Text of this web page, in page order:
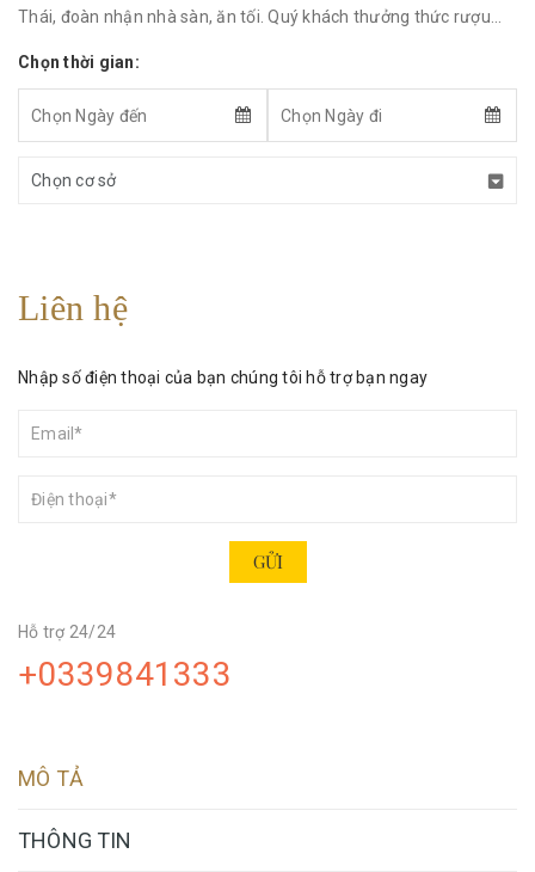
Thái, đoàn nhận nhà sàn, ăn tối. Quý khách thưởng thức rượu...
Chọn thời gian:
Liên hệ
Nhập số điện thoại của bạn chúng tôi hỗ trợ bạn ngay
GỬI
Hỗ trợ 24/24
+0339841333
MÔ TẢ
THÔNG TIN